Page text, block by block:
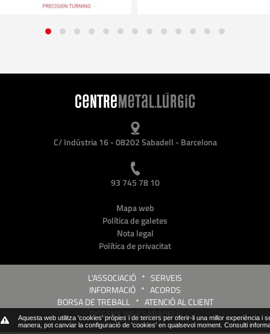
Aquesta web utilitza 'cookies' pròpies i de tercers per oferir-li una millor experiència
manera, pot canviar la configuració de 'cookies' en qualsevol moment. Consulti
C/ Indústria 16 - 08202 Sabadell - Barcelona
93 745 78 10
Mapa web
Política de galetes
Nota legal
Política de privacitat
L'ASSOCIACIÓ * SERVEIS
INFORMACIÓ * ACORDS
BORSA DE TREBALL* ATENCIÓ AL CLIENT
DISSENY WEB SABADELL